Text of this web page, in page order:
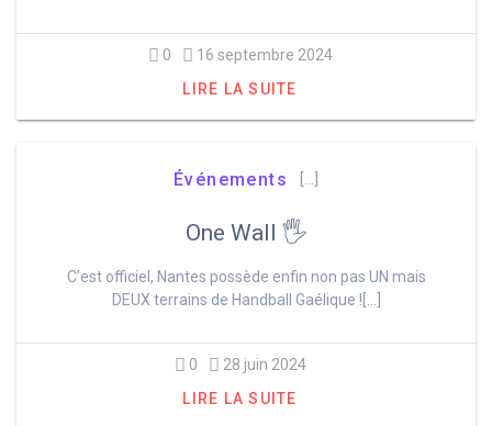
0
16 septembre 2024
LIRE LA SUITE
Événements […]
One Wall 🖐️
C’est officiel, Nantes possède enfin non pas UN mais
DEUX terrains de Handball Gaélique ![…]
0
28 juin 2024
LIRE LA SUITE